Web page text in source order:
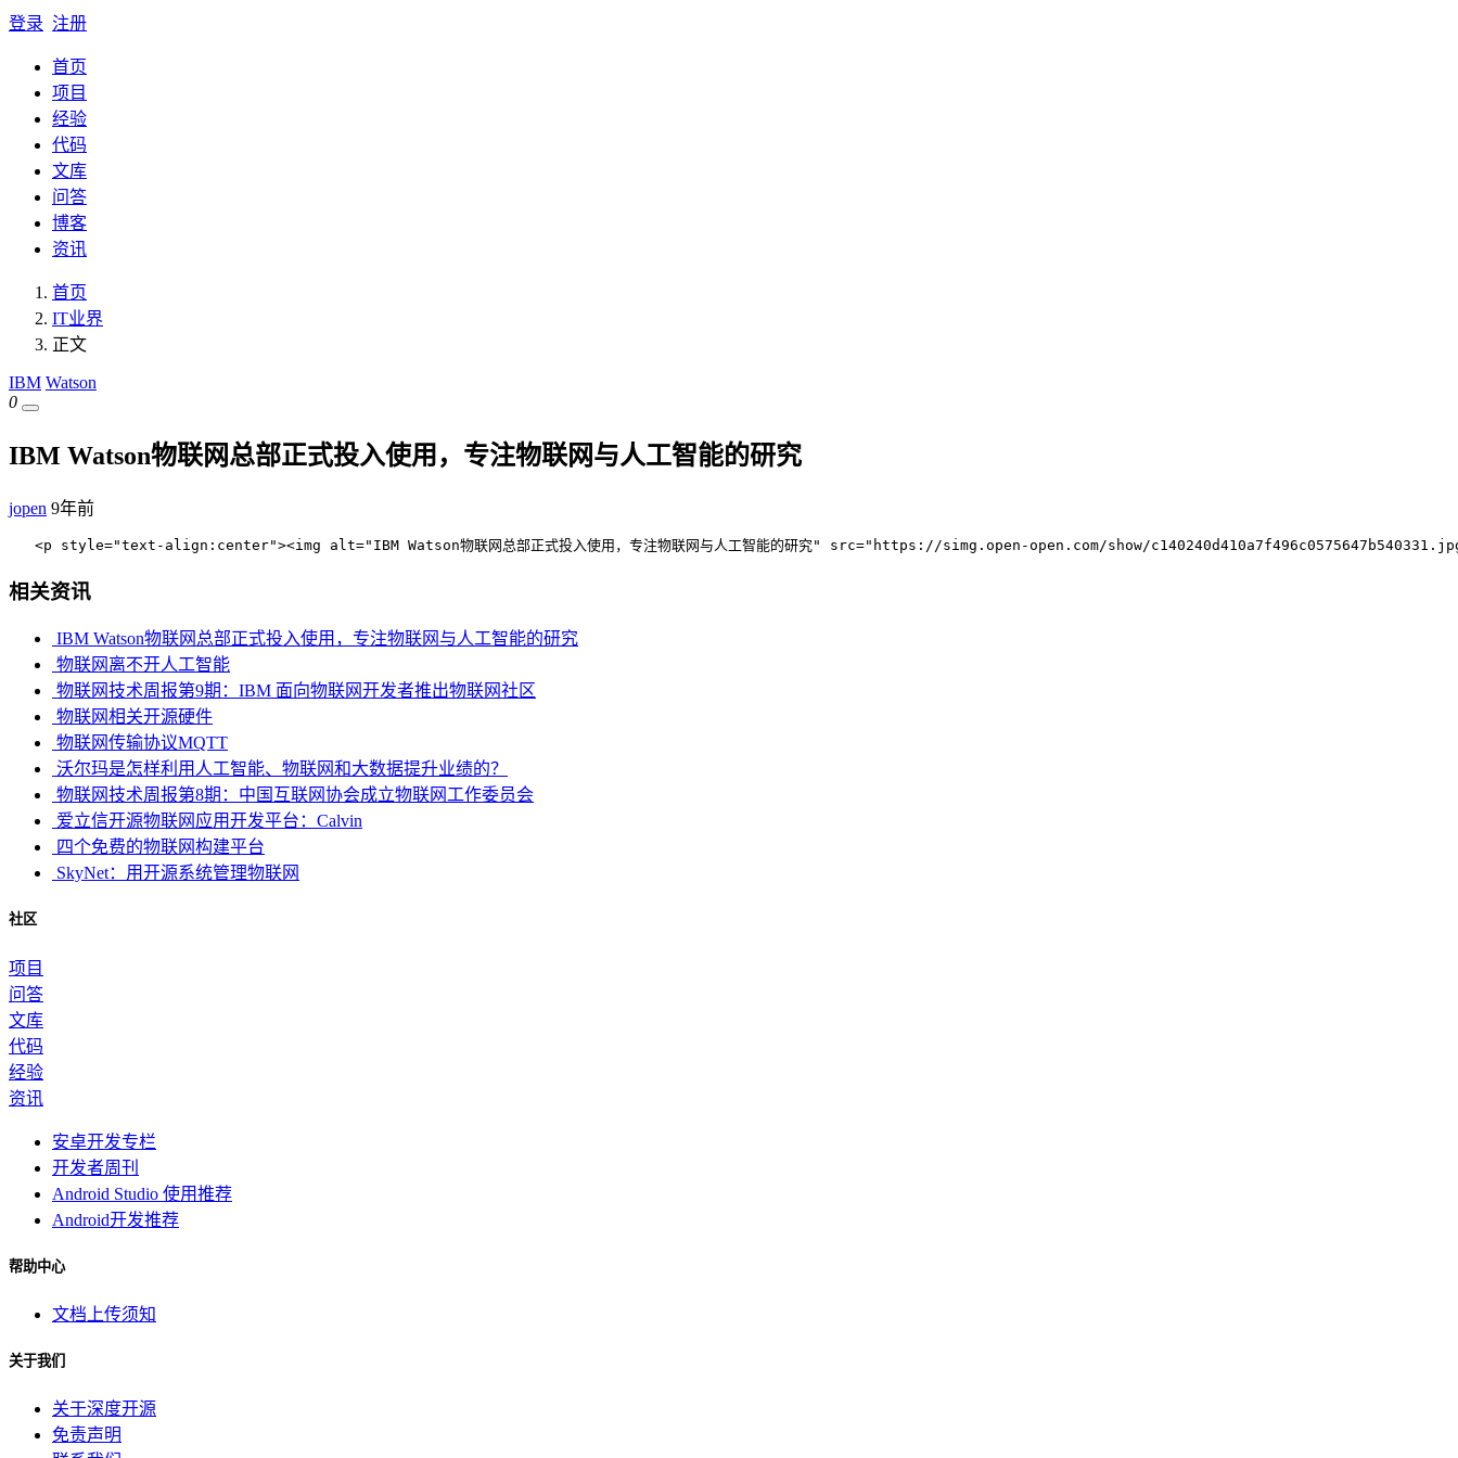
登录 注册
首页
项目
经验
代码
文库
问答
博客
资讯
首页
IT业界
正文
IBM Watson
0
IBM Watson物联网总部正式投入使用，专注物联网与人工智能的研究
jopen 9年前
<p style="text-align:center"><img alt="IBM Watson物联网总部正式投入使用，专注物联网与人工智能的研究" src="https://simg.open-open.com/show/c140240d410a7f496c0575647b540331.jpg" /></p>
相关资讯
IBM Watson物联网总部正式投入使用，专注物联网与人工智能的研究
物联网离不开人工智能
物联网技术周报第9期：IBM 面向物联网开发者推出物联网社区
物联网相关开源硬件
物联网传输协议MQTT
沃尔玛是怎样利用人工智能、物联网和大数据提升业绩的？
物联网技术周报第8期：中国互联网协会成立物联网工作委员会
爱立信开源物联网应用开发平台：Calvin
四个免费的物联网构建平台
SkyNet：用开源系统管理物联网
社区
项目
问答
文库
代码
经验
资讯
安卓开发专栏
开发者周刊
Android Studio 使用推荐
Android开发推荐
帮助中心
文档上传须知
关于我们
关于深度开源
免责声明